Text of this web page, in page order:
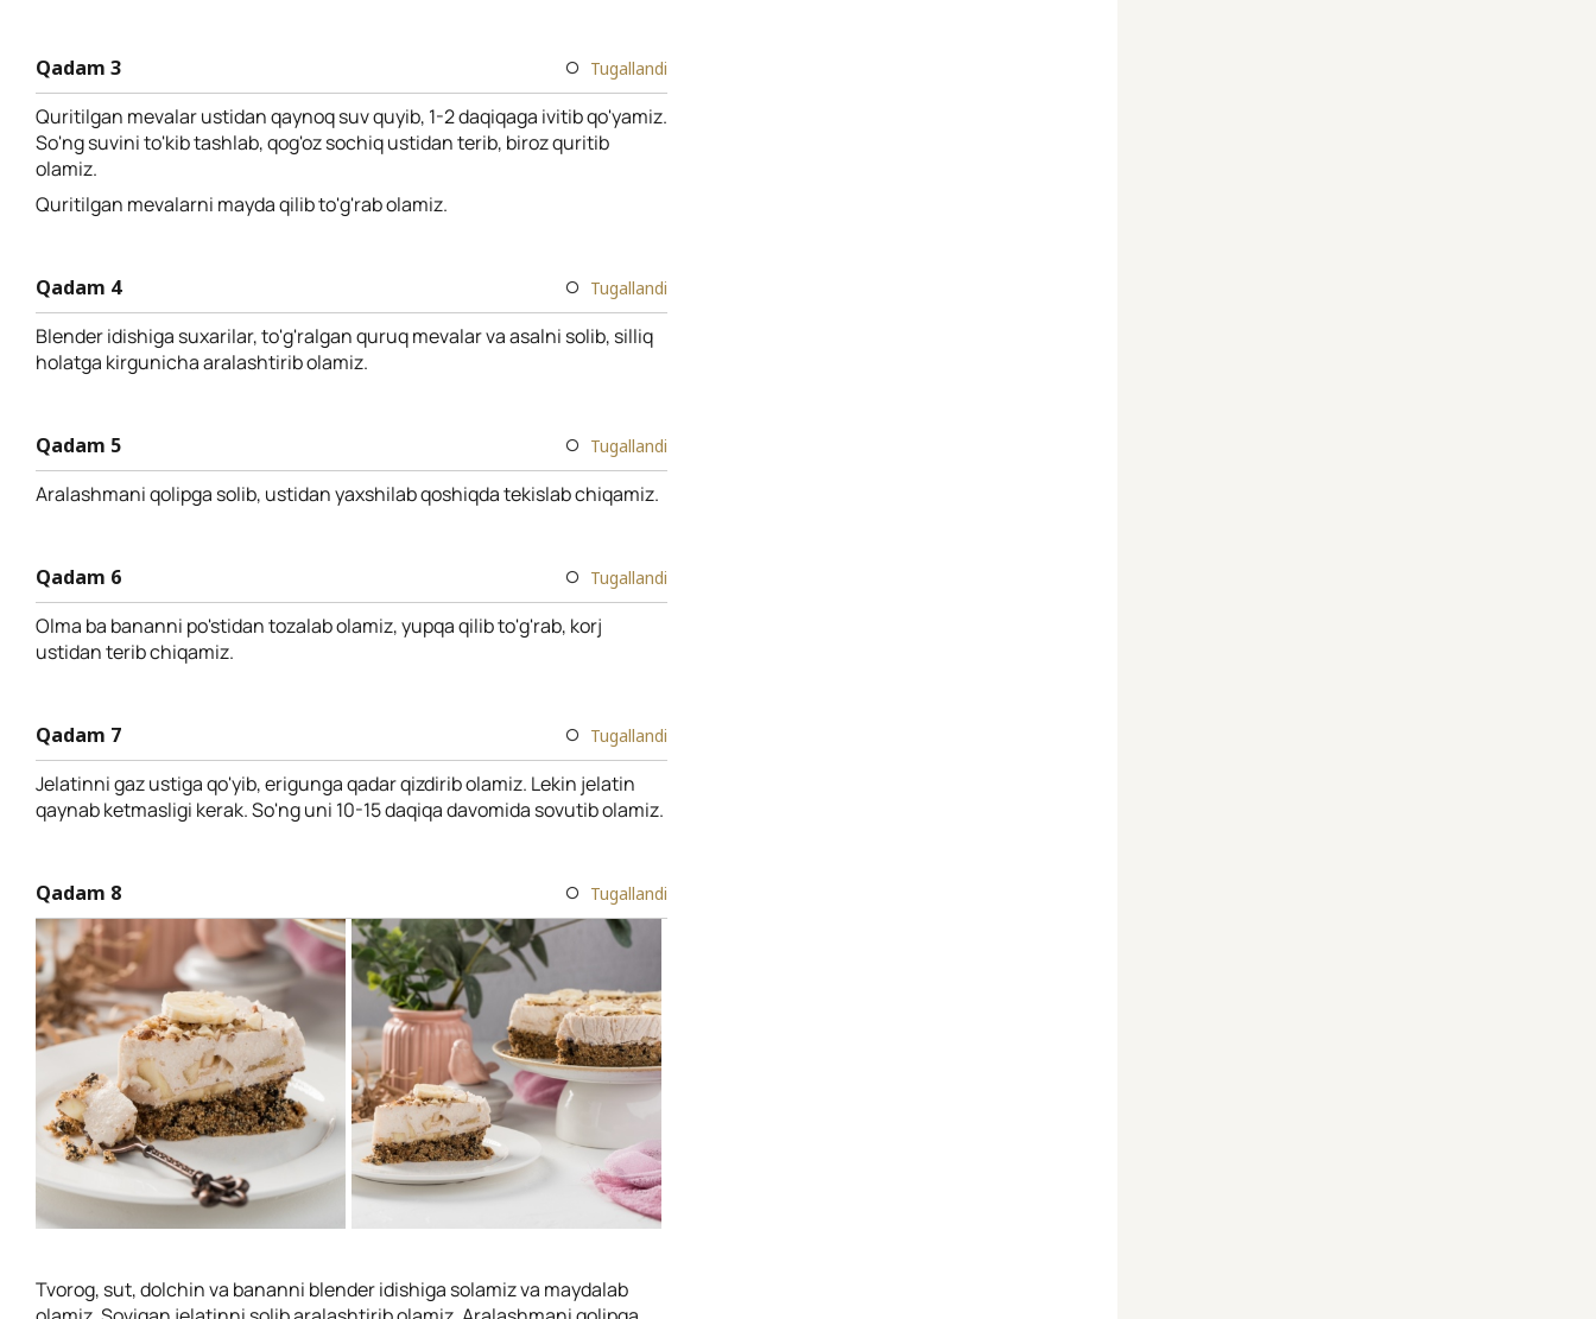
Qadam 3 Tugallandi
Quritilgan mevalar ustidan qaynoq suv quyib, 1-2 daqiqaga ivitib qo'yamiz.
So'ng suvini to'kib tashlab, qog'oz sochiq ustidan terib, biroz quritib
olamiz.
Quritilgan mevalarni mayda qilib to'g'rab olamiz.
Qadam 4 Tugallandi
Blender idishiga suxarilar, to'g'ralgan quruq mevalar va asalni solib, silliq
holatga kirgunicha aralashtirib olamiz.
Qadam 5 Tugallandi
Aralashmani qolipga solib, ustidan yaxshilab qoshiqda tekislab chiqamiz.
Qadam 6 Tugallandi
Olma ba bananni po'stidan tozalab olamiz, yupqa qilib to'g'rab, korj
ustidan terib chiqamiz.
Qadam 7 Tugallandi
Jelatinni gaz ustiga qo'yib, erigunga qadar qizdirib olamiz. Lekin jelatin
qaynab ketmasligi kerak. So'ng uni 10-15 daqiqa davomida sovutib olamiz.
Qadam 8 Tugallandi
Tvorog, sut, dolchin va bananni blender idishiga solamiz va maydalab